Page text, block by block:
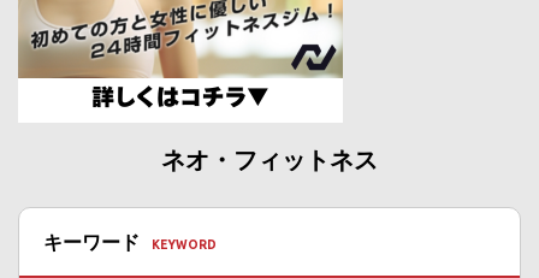
ネオ・フィットネス
キーワード